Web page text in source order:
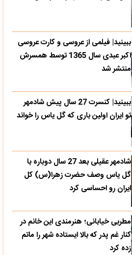
ببینید| فیلمی از عروسی و کارت عروسی
اکبر عبدی سال 1365 توسط همسرش
منتشر شد
ببینید| کنسرت 27 سال پیش شادمهر
تو ایران اولین باری که گل یاس را خواند
شادمهر عقیلی بعد 27 سال دوباره با
گل یاس وصف حضرت زهرا(س) کل
ایران رو احساسی کرد
مطربی خیابانی؛ هنرمندی این خانم در
کنار غم پدر که بالا ایستاده شهر را ماتم
زده کرد